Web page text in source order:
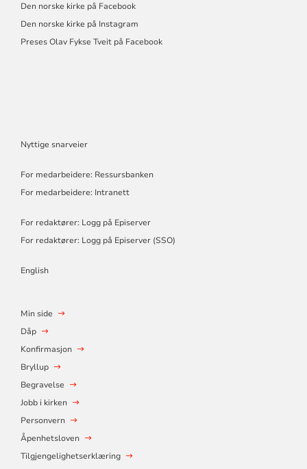
Den norske kirke på Facebook
Den norske kirke på Instagram
Preses Olav Fykse Tveit på Facebook
Nyttige snarveier
For medarbeidere: Ressursbanken
For medarbeidere: Intranett
For redaktører: Logg på Episerver
For redaktører: Logg på Episerver (SSO)
English
Min side
Dåp
Konfirmasjon
Bryllup
Begravelse
Jobb i kirken
Personvern
Åpenhetsloven
Tilgjengelighetserklæring